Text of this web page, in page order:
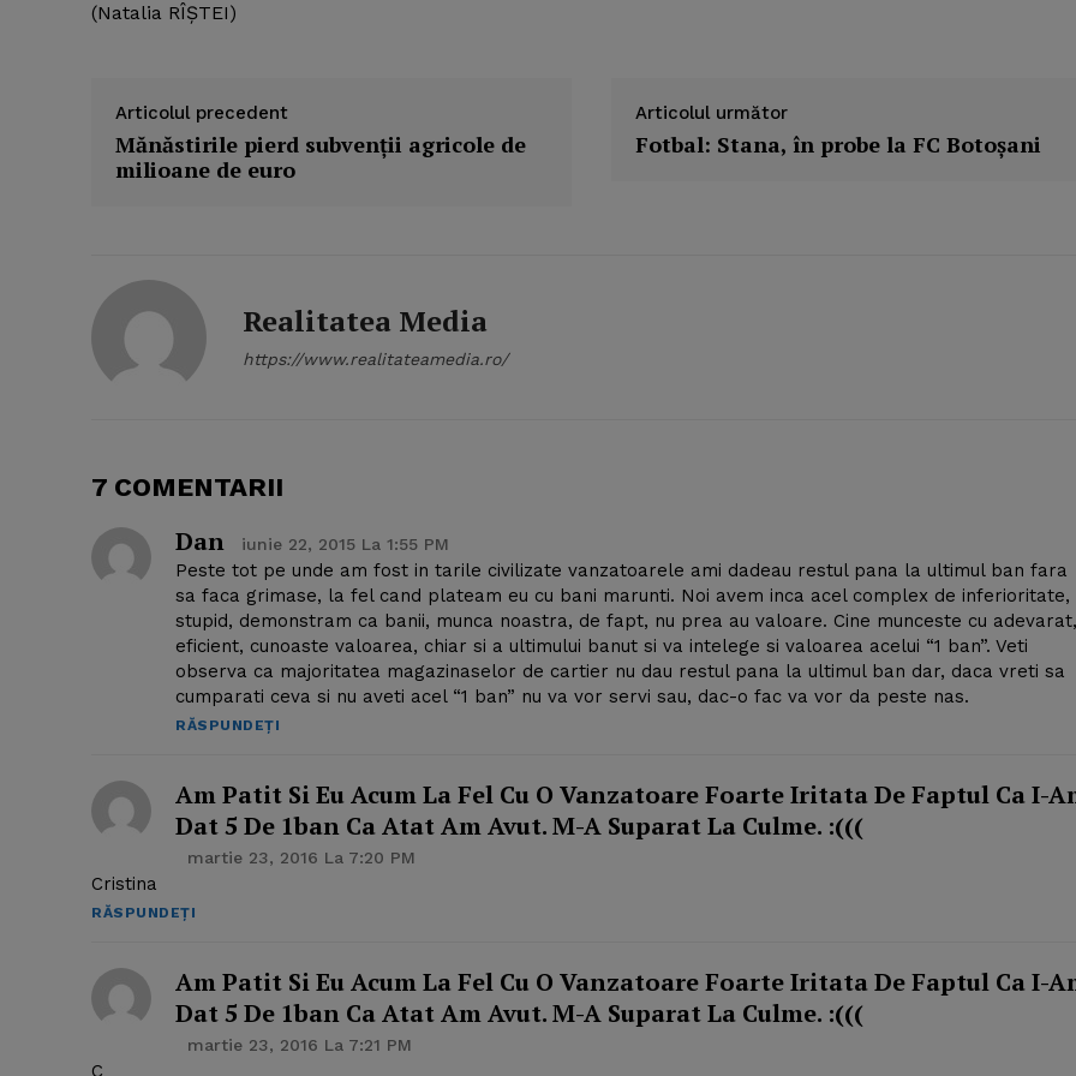
(Natalia RÎŞTEI)
Articolul precedent
Mănăstirile pierd subvenţii agricole de
milioane de euro
Articolul următor
Fotbal: Stana, în probe la FC Botoşani
Realitatea Media
https://www.realitateamedia.ro/
7 COMENTARII
Dan iunie 22, 2015 La 1:55 PM
Peste tot pe unde am fost in tarile civilizate vanzatoarele ami dadeau restul pana la ultimul ban fara
sa faca grimase, la fel cand plateam eu cu bani marunti. Noi avem inca acel complex de inferioritate,
stupid, demonstram ca banii, munca noastra, de fapt, nu prea au valoare. Cine munceste cu adevarat,
eficient, cunoaste valoarea, chiar si a ultimului banut si va intelege si valoarea acelui “1 ban”. Veti
observa ca majoritatea magazinaselor de cartier nu dau restul pana la ultimul ban dar, daca vreti sa
cumparati ceva si nu aveti acel “1 ban” nu va vor servi sau, dac-o fac va vor da peste nas.
RĂSPUNDEȚI
Am Patit Si Eu Acum La Fel Cu O Vanzatoare Foarte Iritata De Faptul Ca I-
Dat 5 De 1ban Ca Atat Am Avut. M-A Suparat La Culme. :(((
martie 23, 2016 La 7:20 PM
Cristina
RĂSPUNDEȚI
Am Patit Si Eu Acum La Fel Cu O Vanzatoare Foarte Iritata De Faptul Ca I-
Dat 5 De 1ban Ca Atat Am Avut. M-A Suparat La Culme. :(((
martie 23, 2016 La 7:21 PM
C